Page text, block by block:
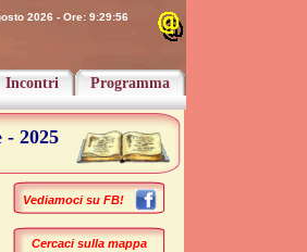
2026 - Ore: 9:29:56
Programma
Incontri
2025
Vediamoci su FB!
Cercaci sulla mappa